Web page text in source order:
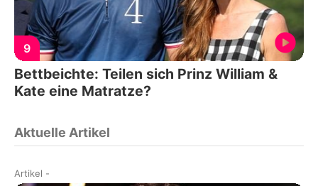
9
Bettbeichte: Teilen sich Prinz William &
Kate eine Matratze?
Aktuelle Artikel
Artikel -